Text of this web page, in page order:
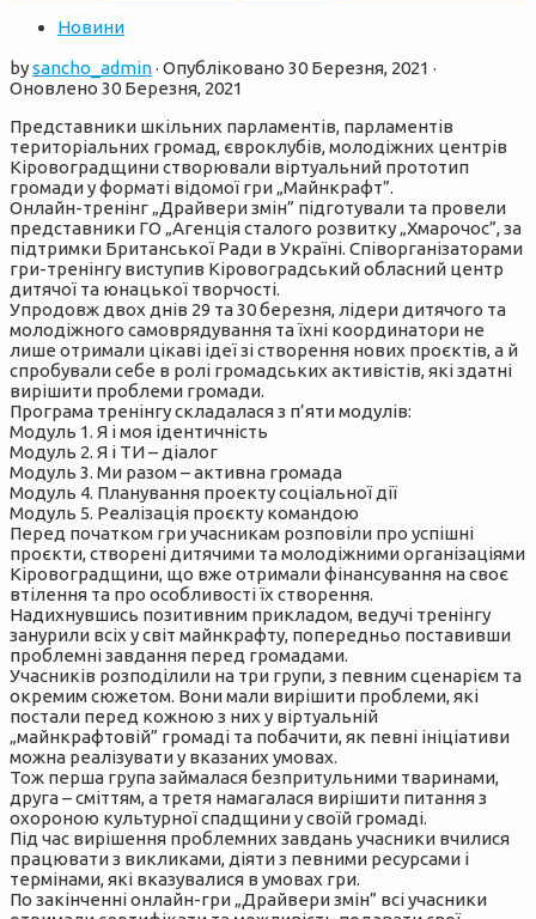
Новини
bysancho_admin· Опубліковано 30 Березня, 2021 ·
Оновлено 30 Березня, 2021
Представники шкільних парламентів, парламентів
територіальних громад, євроклубів, молодіжних центрів
Кіровоградщини створювали віртуальний прототип
громади у форматі відомої гри „Майнкрафт”.
Онлайн-тренінг „Драйвери змін” підготували та провели
представники ГО „Агенція сталого розвитку „Хмарочос”, за
підтримки Британської Ради в Україні. Співорганізаторами
гри-тренінгу виступив Кіровоградський обласний центр
дитячої та юнацької творчості.
Упродовж двох днів 29 та 30 березня, лідери дитячого та
молодіжного самоврядування та їхні координатори не
лише отримали цікаві ідеї зі створення нових проєктів, а й
спробували себе в ролі громадських активістів, які здатні
вирішити проблеми громади.
Програма тренінгу складалася з п’яти модулів:
Модуль 1. Я і моя ідентичність
Модуль 2. Я і ТИ – діалог
Модуль 3. Ми разом – активна громада
Модуль 4. Планування проекту соціальної дії
Модуль 5. Реалізація проєкту командою
Перед початком гри учасникам розповіли про успішні
проєкти, створені дитячими та молодіжними організаціями
Кіровоградщини, що вже отримали фінансування на своє
втілення та про особливості їх створення.
Надихнувшись позитивним прикладом, ведучі тренінгу
занурили всіх у світ майнкрафту, попередньо поставивши
проблемні завдання перед громадами.
Учасників розподілили на три групи, з певним сценарієм та
окремим сюжетом. Вони мали вирішити проблеми, які
постали перед кожною з них у віртуальній
„майнкрафтовій” громаді та побачити, як певні ініціативи
можна реалізувати у вказаних умовах.
Тож перша група займалася безпритульними тваринами,
друга – сміттям, а третя намагалася вирішити питання з
охороною культурної спадщини у своїй громаді.
Під час вирішення проблемних завдань учасники вчилися
працювати з викликами, діяти з певними ресурсами і
термінами, які вказувалися в умовах гри.
По закінченні онлайн-гри „Драйвери змін” всі учасники